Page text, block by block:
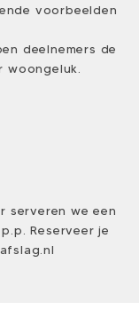
voorbeelden
deelnemers de
woongeluk.
serveren we een
Reserveer je